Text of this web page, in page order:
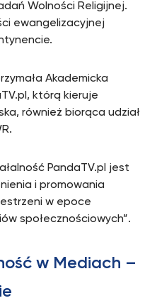
Wolności Religijnej.
ewangelizacyjnej
Akademicka
którą kieruje
również biorąca udział
PandaTV.pl jest
i promowania
w epoce
społecznościowych”.
w Mediach –